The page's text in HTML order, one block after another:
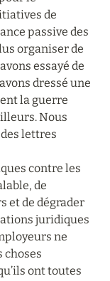
de
passive des
organiser de
essayé de
dressé une
la guerre
Nous
lettres
contre les
de
et de dégrader
juridiques
ne
choses
ont toutes